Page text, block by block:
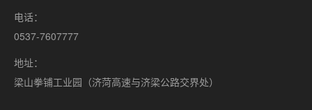
电话：
0537-7607777
地址：
梁山拳铺工业园（济菏高速与济梁公路交界处）